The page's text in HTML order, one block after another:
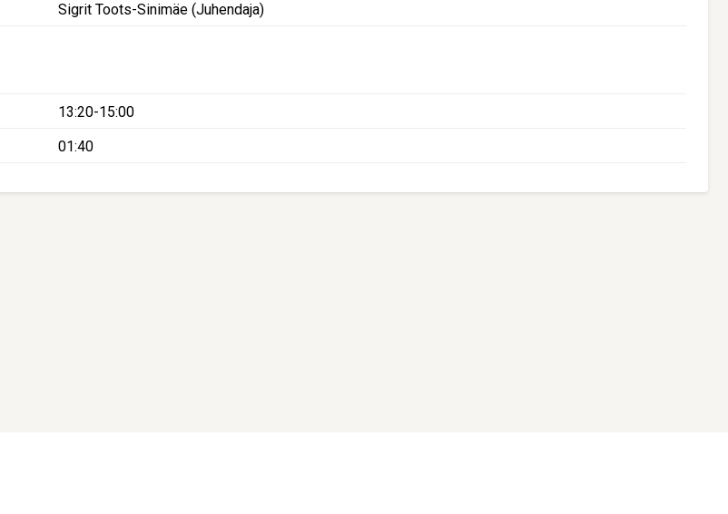
Sigrit Toots-Sinimäe (Juhendaja)
13:20-15:00
01:40